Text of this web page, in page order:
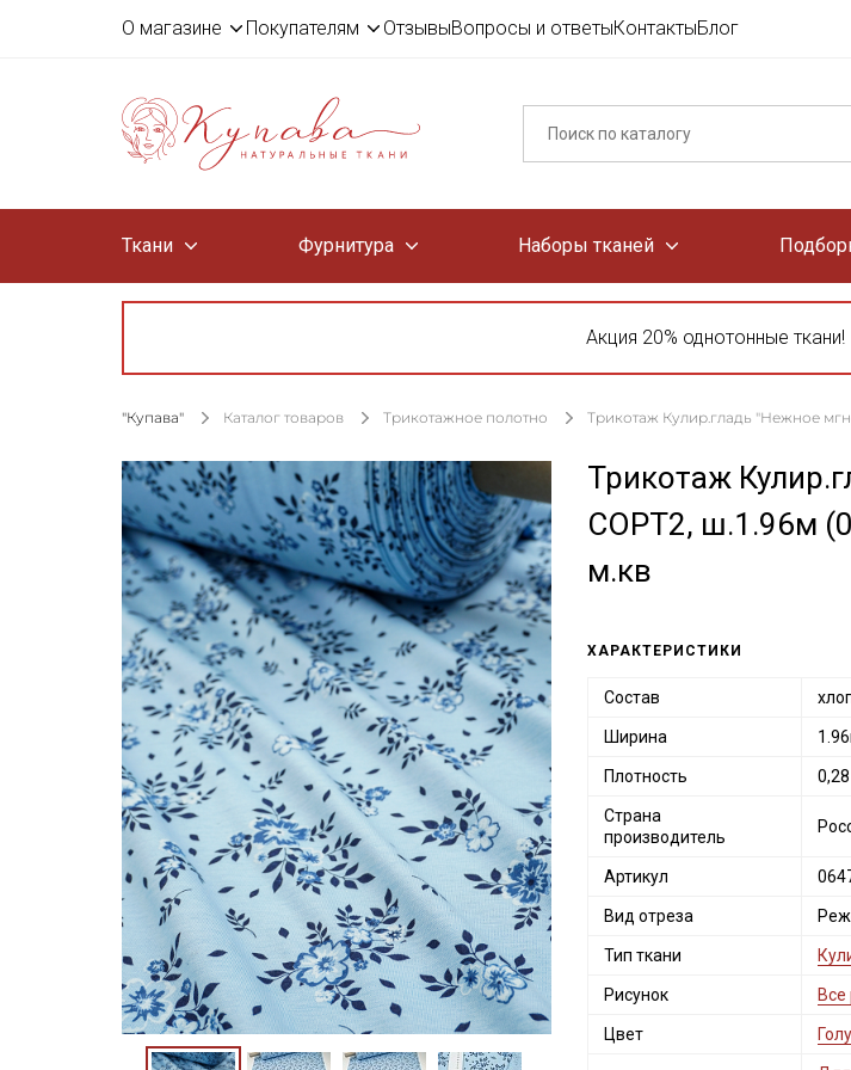
О магазине Покупателям ОтзывыВопросы и ответыКонтактыБлог
Ткани Фурнитура Наборы тканей
Акция 20% однотонные ткани!
"Купава" Каталог товаров Трикотажное полотно Трикотаж Кулир.гладь "Нежное
Трикотаж
СОРТ2, ш.1.96м
м.кв
ХАРАКТЕРИСТИКИ
Состав
Ширина
Плотность
Страна
производитель
Артикул
Вид отреза
Тип ткани
Рисунок Все
Цвет